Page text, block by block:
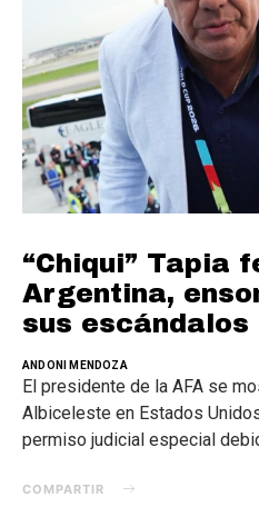
“Chiqui” Tapia
Argentina,
sus escándalos
ANDONI MENDOZA
El presidente de la AFA se
Albiceleste en Estados
permiso judicial especial
COMPARTIR